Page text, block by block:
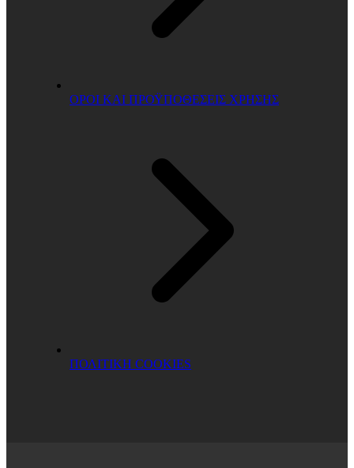
ΟΡΟΙ ΚΑΙ ΠΡΟΫΠΟΘΕΣΕΙΣ ΧΡΗΣΗΣ
ΠΟΛΙΤΙΚΗ COOKIES